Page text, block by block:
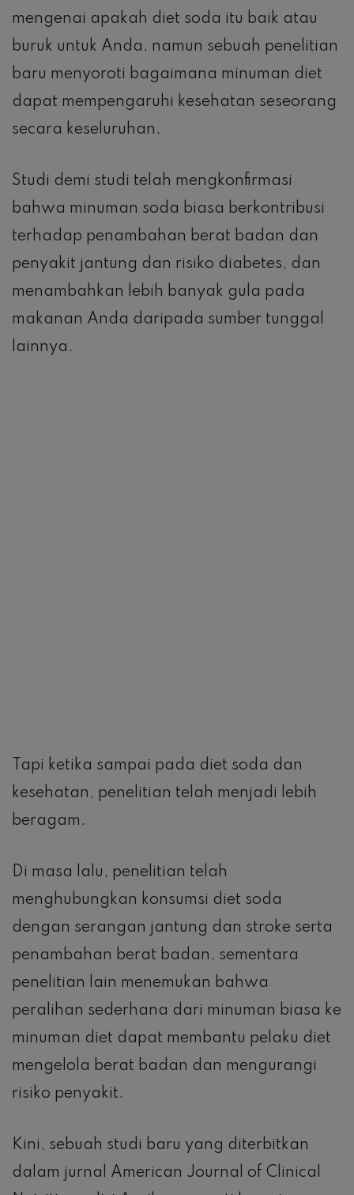
mengenai apakah diet soda itu baik atau
buruk untuk Anda, namun sebuah penelitian
baru menyoroti bagaimana minuman diet
dapat mempengaruhi kesehatan seseorang
secara keseluruhan.
Studi demi studi telah mengkonfirmasi
bahwa minuman soda biasa berkontribusi
terhadap penambahan berat badan dan
penyakit jantung dan risiko diabetes, dan
menambahkan lebih banyak gula pada
makanan Anda daripada sumber tunggal
lainnya.
Tapi ketika sampai pada diet soda dan
kesehatan, penelitian telah menjadi lebih
beragam.
Di masa lalu, penelitian telah
menghubungkan konsumsi diet soda
dengan serangan jantung dan stroke serta
penambahan berat badan, sementara
penelitian lain menemukan bahwa
peralihan sederhana dari minuman biasa ke
minuman diet dapat membantu pelaku diet
mengelola berat badan dan mengurangi
risiko penyakit.
Kini, sebuah studi baru yang diterbitkan
dalam jurnal American Journal of Clinical